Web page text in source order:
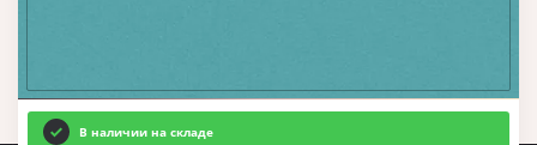
В наличии на складе